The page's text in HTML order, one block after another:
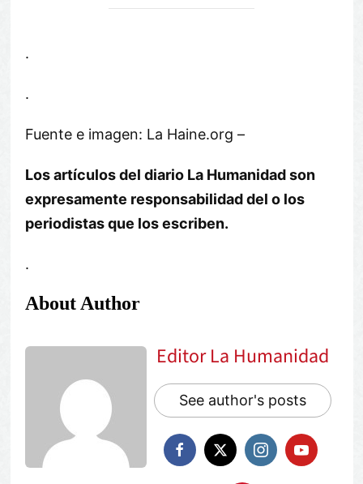
.
.
Fuente e imagen: La Haine.org –
Los artículos del diario La Humanidad son
expresamente responsabilidad del o los
periodistas que los escriben.
.
About Author
Editor La Humanidad
See author's posts